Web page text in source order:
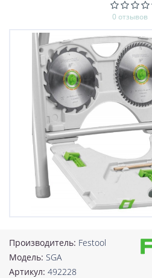
0 отзывов
Производитель: Festool
Модель: SGA
Артикул: 492228